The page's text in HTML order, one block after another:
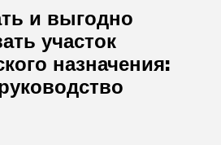
и выгодно
участок
назначения: